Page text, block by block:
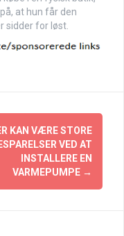
at hun får den
sidder for løst.
KAN VÆRE STORE
VED AT
INSTALLERE EN
VARMEPUMPE →